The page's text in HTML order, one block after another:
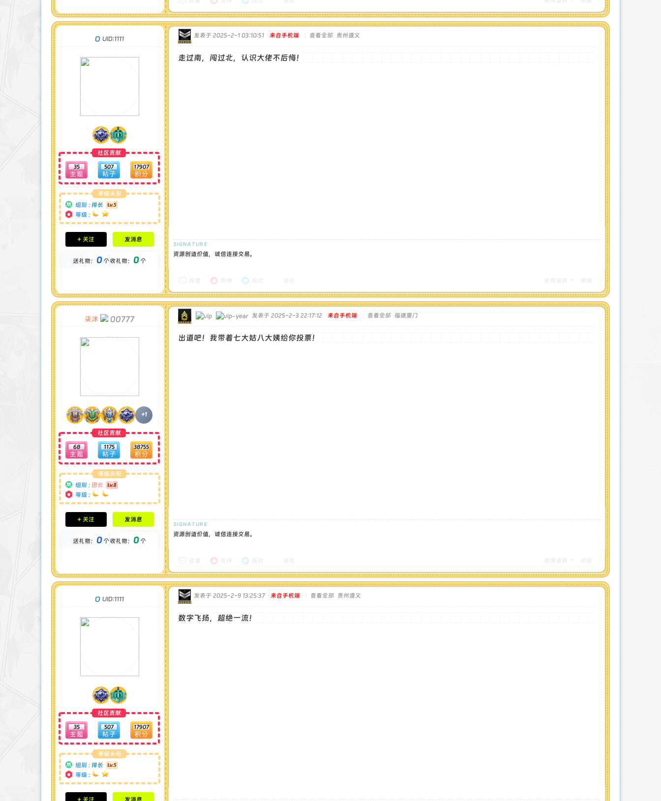
O UID:1111
社区贡献
35 507 17907
等级头衔
组别 : 排长
等级 :
积分成就
钻石 : 1 颗
金币 : 0 枚
+ 关注 发消息
送礼物： 0个收礼物： 0个
发表于 2025-2-1 03:10:51 来自手机端 查看全部 贵州遵义
走过南，闯过北，认识大佬不后悔！
资源创造价值，诚信连接交易。
柒沐 00777
+1
社区贡献
68 1175 38755
等级头衔
组别 : 团长
等级 :
积分成就
钻石 : 1 颗
金币 : 0 枚
+ 关注 发消息
送礼物： 0个收礼物： 0个
发表于 2025-2-3 22:17:12 来自手机端 查看全部 福建厦门
出道吧！我带着七大姑八大姨给你投票！
资源创造价值，诚信连接交易。
O UID:1111
社区贡献
35 507 17907
等级头衔
组别 : 排长
等级 :
积分成就
+ 关注 发消息
发表于 2025-2-9 13:25:37 来自手机端 查看全部 贵州遵义
数字飞扬，超绝一流！